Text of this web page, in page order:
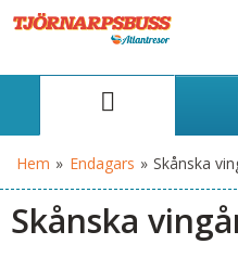
Hem » Endagars » Skånska
Skånska